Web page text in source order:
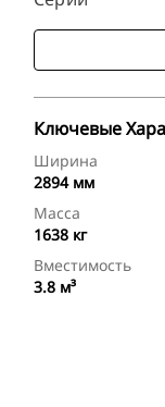
Ключевые
Ширина
2894 мм
Масса
1638 кг
Вместимость
3.8 м³